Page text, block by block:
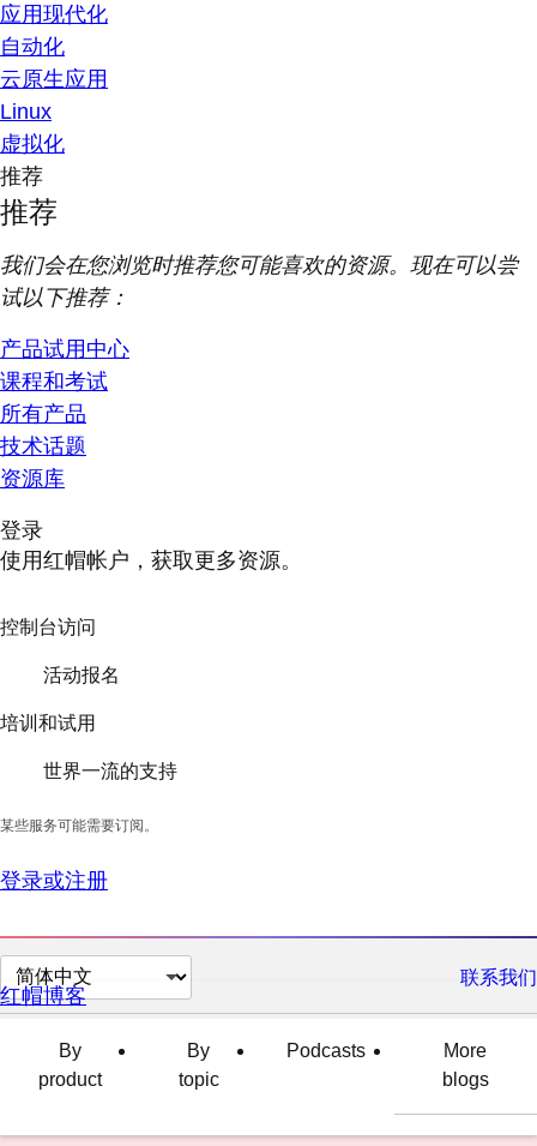
应用现代化
自动化
云原生应用
Linux
虚拟化
推荐
推荐
我们会在您浏览时推荐您可能喜欢的资源。现在可以尝
试以下推荐：
产品试用中心
课程和考试
所有产品
技术话题
资源库
登录
使用红帽帐户，获取更多资源。
控制台访问
活动报名
培训和试用
世界一流的支持
某些服务可能需要订阅。
登录或注册
切
换
言
联系我们
红帽博客
By
product
By
topic
Podcasts
More
blogs